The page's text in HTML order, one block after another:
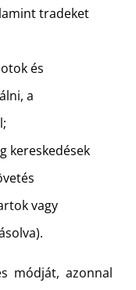
tradeket
és
a
kereskedések
vagy
módját, azonnal